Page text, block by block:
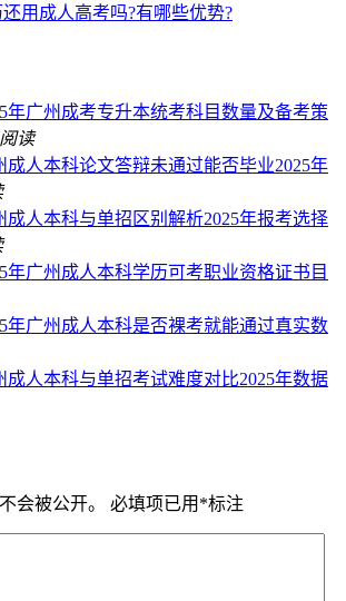
用成人高考吗?有哪些优势?
年广州成考专升本统考科目数量及备考策
阅读
成人本科论文答辩未通过能否毕业2025年
成人本科与单招区别解析2025年报考选择
年广州成人本科学历可考职业资格证书目
年广州成人本科是否裸考就能通过真实数
成人本科与单招考试难度对比2025年数据
会被公开。 必填项已用 *标注